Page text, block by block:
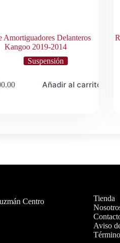
Amortiguadores Delanteros
Kangoo 2019-2014
Suspensión
Añadir al carrito
Centro
Tienda
Aviso